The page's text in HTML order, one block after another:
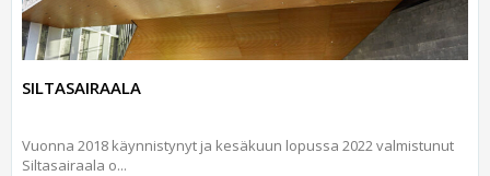
SILTASAIRAALA
Vuonna 2018 käynnistynyt ja kesäkuun lopussa 2022 valmistunut
Siltasairaala o...